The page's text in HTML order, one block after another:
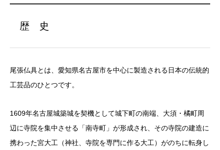
歴 史
尾張仏具とは、愛知県名古屋市を中心に製造される日本の伝統的
工芸品のひとつです。
1609年名古屋城築城を契機として城下町の南端、大須・橘町周
辺に寺院を集中させる「南寺町」が形成され、その寺院の建造に
携わった宮大工（神社、寺院を専門に作る大工）がのちに転身し